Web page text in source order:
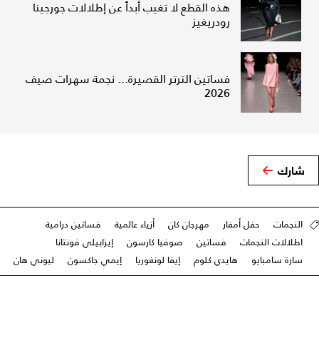
هذه القطع لا تغيب أبداً عن إطلالات جورجينا
رودريغيز
فساتين الترتر القصيرة... نجمة سهرات صيف
2026
شارك
النجمات حفل أمفار مهرجان كان أزياء عالمية
فساتين درامية
اطلالات النجمات
فساتين صوفيا كارسون
إيزابيلي فونتانا
سارة سامبايو
هايدي كلوم إيفا لونغوريا إيمي جاكسون ليوني هان